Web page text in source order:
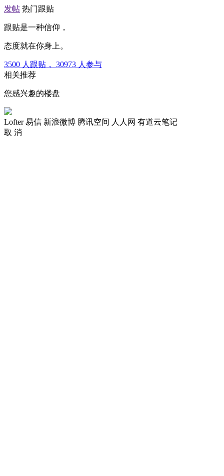
发帖 热门跟贴
跟贴是一种信仰，
态度就在你身上。
3500 人跟贴， 30973 人参与
相关推荐
您感兴趣的楼盘
Lofter 易信 新浪微博 腾讯空间 人人网 有道云笔记
取 消